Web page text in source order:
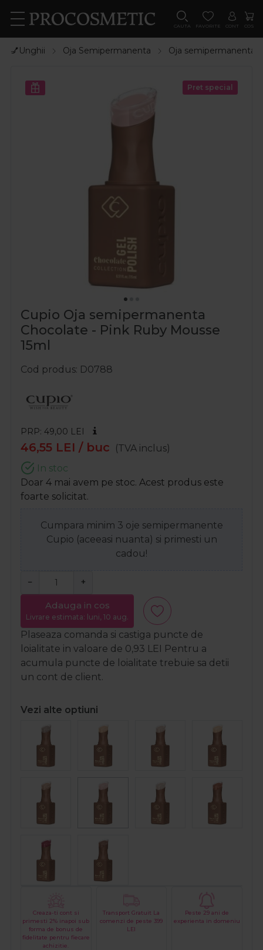
CAUTA FAVORITE CONT COS
💅Unghii Oja Semipermanenta Oja semipermanenta
Pret special
Cupio Oja semipermanenta
Chocolate - Pink Ruby Mousse
15ml
Cod produs D0788
PRP: 49,00 LEI
46,55 LEI / buc
(TVA inclus)
In stoc
Doar 4 mai avem pe stoc. Acest produs este
foarte solicitat.
Cumpara minim 3 oje semipermanente
Cupio (aceeasi nuanta) si primesti un
cadou!
− +
Adauga in cos
Livrare estimata: luni, 10 aug.
Plaseaza comanda si castiga puncte de
loialitate in valoare de 0,93 LEI Pentru a
acumula puncte de loialitate trebuie sa detii
un cont de client.
Vezi alte optiuni
Creaza-ti cont si
primesti 2% inapoi sub
forma de bonus de
fidelitate pentru fiecare
achizitie.
Transport Gratuit La
comenzi de peste 399
LEI
Peste 29 ani de
experienta in domeniu